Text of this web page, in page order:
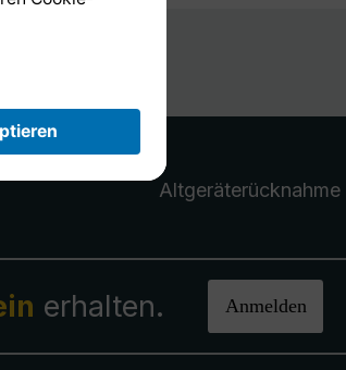
Altgeräterücknahme
erhalten. Anmelden